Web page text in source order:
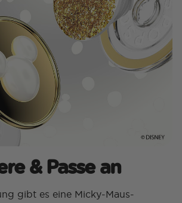
& Passe an
gibt es eine Micky-Maus-